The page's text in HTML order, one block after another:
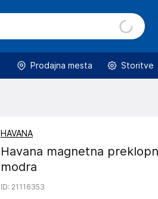
Prodajna mesta Storitve
HAVANA
Havana magnetna
modra
ID: 21116353